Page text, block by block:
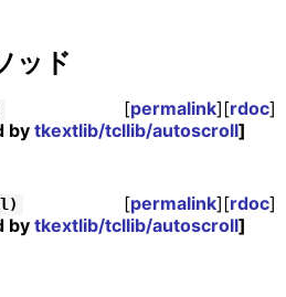
ッド
[permalink][rdoc]
by tkextlib/tcllib/autoscroll]
[permalink][rdoc]
by tkextlib/tcllib/autoscroll]